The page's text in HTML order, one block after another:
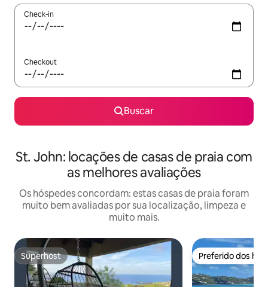
Check-in
Checkout
Buscar
St. John: locações de casas de praia com
as melhores avaliações
Os hóspedes concordam: estas casas de praia foram
muito bem avaliadas por sua localização, limpeza e
muito mais.
Superhost
Superhost Preferido dos
Preferido dos